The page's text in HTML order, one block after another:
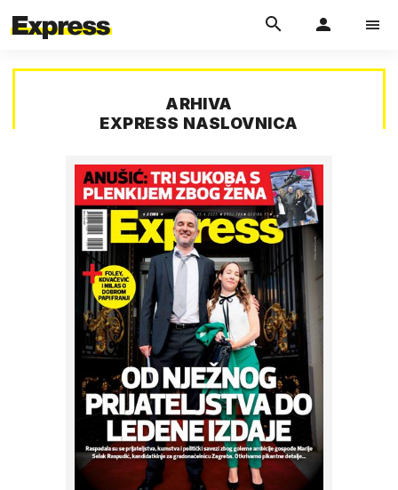
ARHIVA
EXPRESS NASLOVNICA